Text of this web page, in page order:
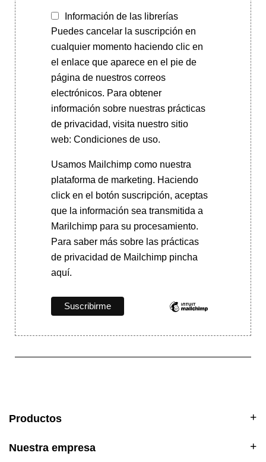
Información de las librerías
Puedes cancelar la suscripción en
cualquier momento haciendo clic en
el enlace que aparece en el pie de
página de nuestros correos
electrónicos. Para obtener
información sobre nuestras prácticas
de privacidad, visita nuestro sitio
web: Condiciones de uso.
Usamos Mailchimp como nuestra
plataforma de marketing. Haciendo
click en el botón suscripción, aceptas
que la información sea transmitida a
Marilchimp para su procesamiento.
Para saber mássobre las prácticas
de privacidad de Mailchimp pincha
aquí.
Productos
Nuestra empresa